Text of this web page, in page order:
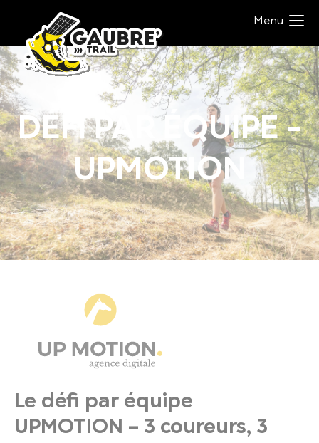
Menu
DÉFI PAR ÉQUIPE -
UPMOTION
Le défi par équipe
UPMOTION – 3 coureurs, 3
Panneau de gestion des cookies